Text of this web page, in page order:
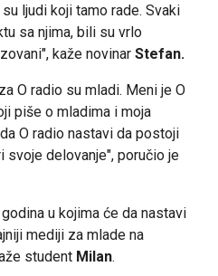
ljudi koji tamo rade. Svaki
sa njima, bili su vrlo
kaže novinar Stefan.
O radio su mladi. Meni je O
piše o mladima i moja
O radio nastavi da postoji
svoje delovanje", poručio je
u kojima će da nastavi
mediji za mlade na
student Milan.